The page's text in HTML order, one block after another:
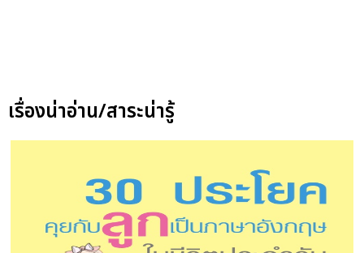
เรื่องน่าอ่าน/สาระน่ารู้